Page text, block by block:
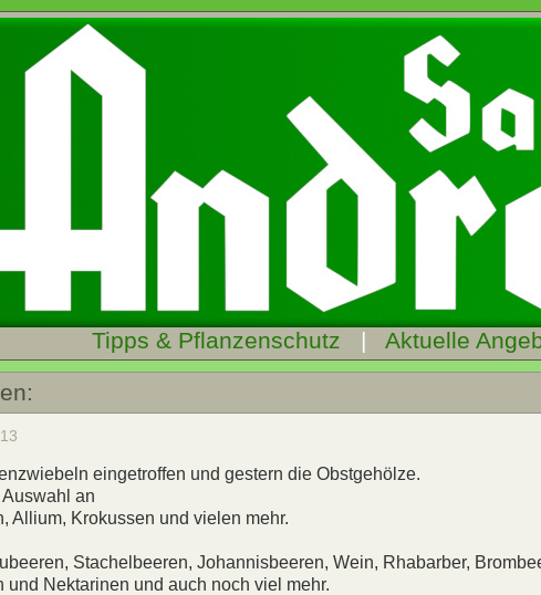
Tipps & Pflanzenschutz | Aktuelle
eingetroffen und gestern die Obstgehölze.
Auswahl an
Allium, Krokussen und vielen mehr.
Stachelbeeren, Johannisbeeren, Wein, Rhabarber,
und Nektarinen und auch noch viel mehr.